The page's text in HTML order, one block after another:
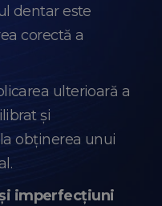
dentar este
corectă a
ulterioară a
și
obținerea unui
imperfecțiuni